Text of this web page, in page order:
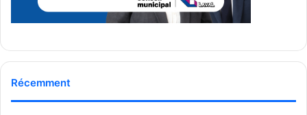
même joint aux festivités au cœur
des familles lavalloises.
Récemment